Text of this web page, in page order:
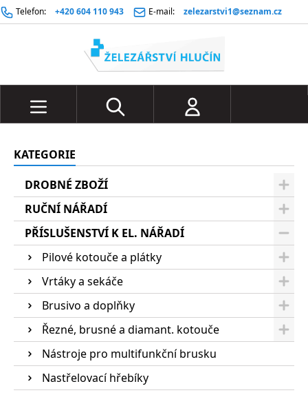
Telefon: +420 604 110 943 E-mail: zelezarstvi1@seznam.cz
KATEGORIE
DROBNÉ ZBOŽÍ
RUČNÍ NÁŘADÍ
PŘÍSLUŠENSTVÍ K EL. NÁŘADÍ
Pilové kotouče a plátky
Vrtáky a sekáče
Brusivo a doplňky
Řezné, brusné a diamant. kotouče
Nástroje pro multifunkční brusku
Nastřelovací hřebíky